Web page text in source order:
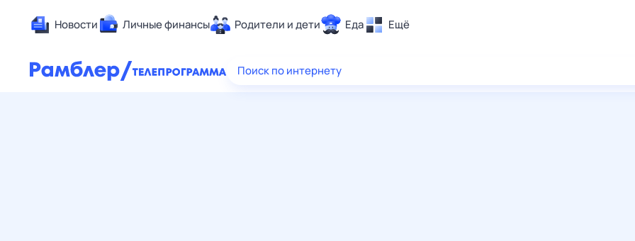
Новости Личные финансы Родители и дети Еда Ещё
Здоровье
Поиск по интернету